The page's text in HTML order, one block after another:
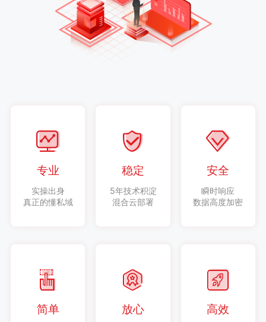
专业
实操出身
真正的懂私域
稳定
5年技术积淀
混合云部署
安全
瞬时响应
数据高度加密
简单 放心 高效